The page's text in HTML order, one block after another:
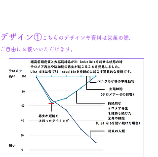
デザイン① こちらのデザインや資料は営業の際、
ご自由にお使いいただけます。